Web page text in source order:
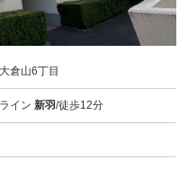
倉山6丁目
イン新羽/徒歩12分